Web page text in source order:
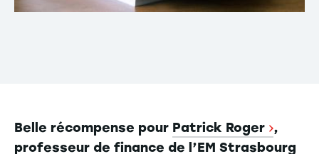
Belle récompense pour Patrick Roger ,
professeur de finance de l’EM Strasbourg